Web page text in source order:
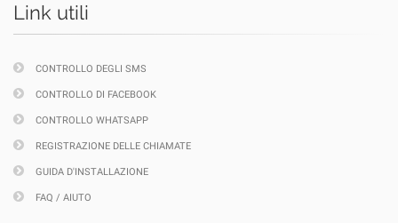
Link utili
CONTROLLO DEGLI SMS
CONTROLLO DI FACEBOOK
CONTROLLO WHATSAPP
REGISTRAZIONE DELLE CHIAMATE
GUIDA D'INSTALLAZIONE
FAQ / AIUTO